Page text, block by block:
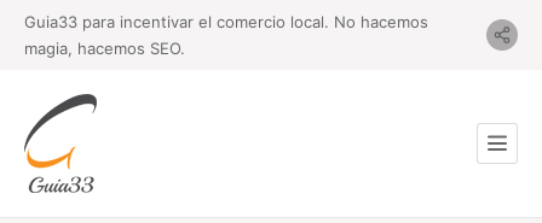
Guia33 para incentivar el comercio local. No hacemos
magia, hacemos SEO.